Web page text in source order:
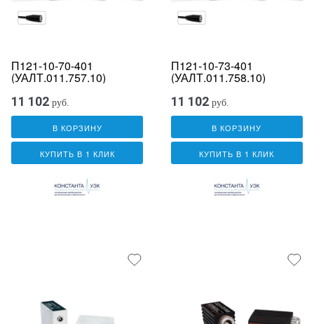
П121-10-70-401
(УАЛТ.011.757.10)
11 102 руб.
В КОРЗИНУ
КУПИТЬ В 1 КЛИК
П121-10-73-401
(УАЛТ.011.758.10)
11 102 руб.
В КОРЗИНУ
КУПИТЬ В 1 КЛИК